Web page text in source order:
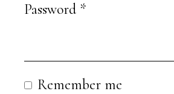
Password *
Remember me